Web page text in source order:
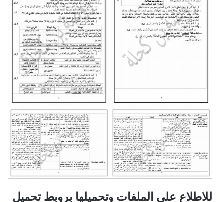
للاطلاع على الملفات وتحميلها بروبط تحميل